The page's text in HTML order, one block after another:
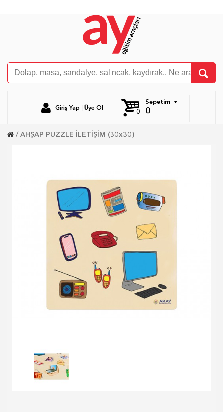
Giriş Yap Üye Ol
Sepetim
0
0
AHŞAP PUZZLE İLETİŞİM (30x30)